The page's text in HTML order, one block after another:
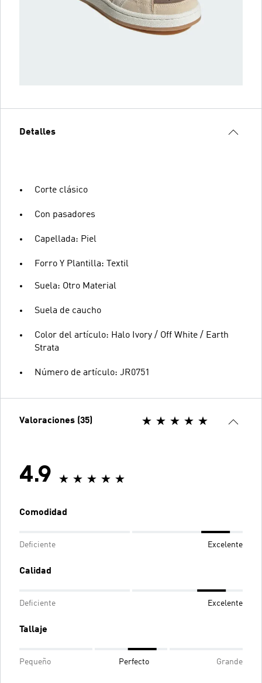
Detalles
Corte clásico
Con pasadores
Capellada: Piel
Forro Y Plantilla: Textil
Suela: Otro Material
Suela de caucho
Color del artículo: Halo Ivory / Off White / Earth
Strata
Número de artículo: JR0751
Valoraciones (35)
4.9
Comodidad
Deficiente Excelente
Calidad
Deficiente Excelente
Tallaje
Pequeño Perfecto Grande